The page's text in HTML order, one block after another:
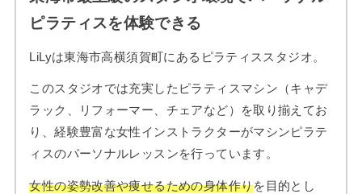
ピラティスを体験できる
LiLyは東海市高横須賀町にあるピラティススタジオ。
このスタジオでは充実したピラティスマシン（キャデ
ラック、リフォーマー、チェアなど）を取り揃えてお
り、経験豊富な女性インストラクターがマシンピラテ
ィスのパーソナルレッスンを行っています。
女性の姿勢改善や痩せるための身体作りを目的とし